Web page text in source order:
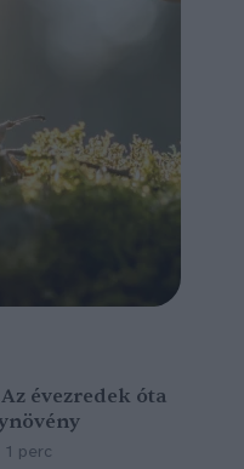
évezredek óta
1 perc